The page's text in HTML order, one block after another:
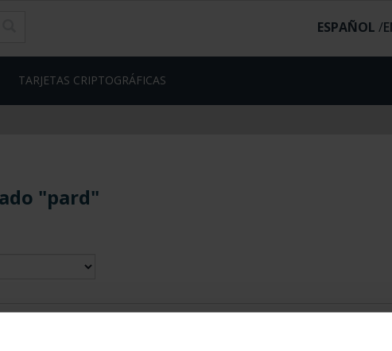
ESPAÑOL /
TARJETAS CRIPTOGRÁFICAS
"pard"